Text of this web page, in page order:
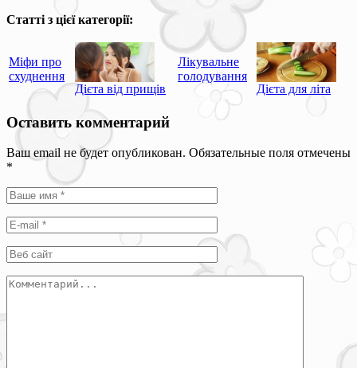
Статті з цієї категорії:
Міфи про
схуднення
Дієта від прищів
Лікувальне
голодування
Дієта для літа
Оставить комментарий
Ваш email не будет опубликован. Обязательные поля отмечены
*